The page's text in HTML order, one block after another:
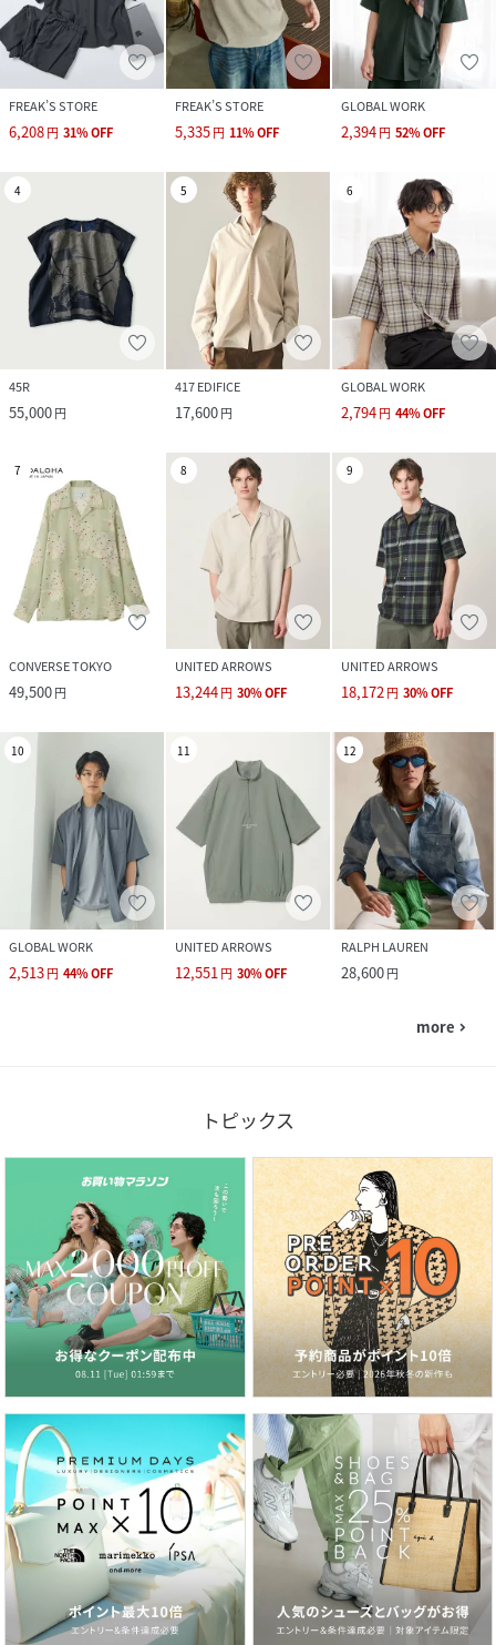
FREAK’S STORE
6,208円 31%OFF
FREAK’S STORE
5,335円 11%OFF
GLOBAL WORK
2,394円 52%OFF
4
45R
55,000円
5
417 EDIFICE
17,600円
6
GLOBAL WORK
2,794円 44%OFF
7
CONVERSE TOKYO
49,500円
8
UNITED ARROWS
13,244円 30%OFF
9
UNITED ARROWS
18,172円 30%OFF
10
GLOBAL WORK
2,513円 44%OFF
11
UNITED ARROWS
12,551円 30%OFF
12
RALPH LAUREN
28,600円
more navigate_next
トピックス